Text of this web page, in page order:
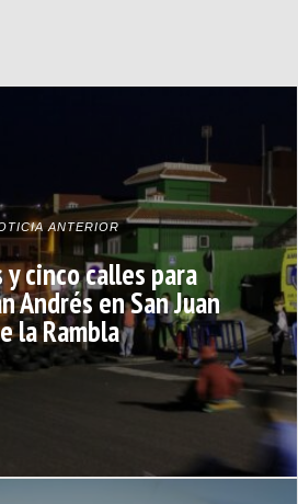
ANTERIOR
cinco calles para
Andrés en San Juan
la Rambla